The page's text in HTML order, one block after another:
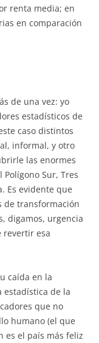
renta media; en
en comparación
de una vez: yo
estadísticos de
caso distintos
informal, y otro
las enormes
Sur, Tres
Es evidente que
de transformación
digamos, urgencia
revertir esa
caída en la
de la
que no
humano (el que
es el país más feliz